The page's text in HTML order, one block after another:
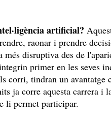
artificial?
raonar i prendre
disruptiva des de
primer en les seves
corri, tindran un avantatge
ja corre aquesta carrera i
li permet participar.